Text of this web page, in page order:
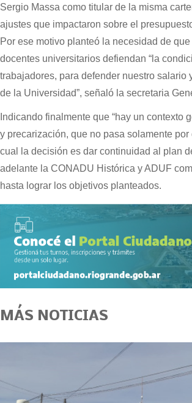
Sergio Massa como titular de la misma
ajustes que impactaron sobre el
Por ese motivo planteó la necesidad de
docentes universitarios defiendan “la
trabajadores, para defender nuestro salario
de la Universidad”, señaló la secretaria
Indicando finalmente que “hay un contexto
y precarización, que no pasa solamente por
cual la decisión es dar continuidad al plan
adelante la CONADU Histórica y ADUF
hasta lograr los objetivos planteados.
MÁS NOTICIAS